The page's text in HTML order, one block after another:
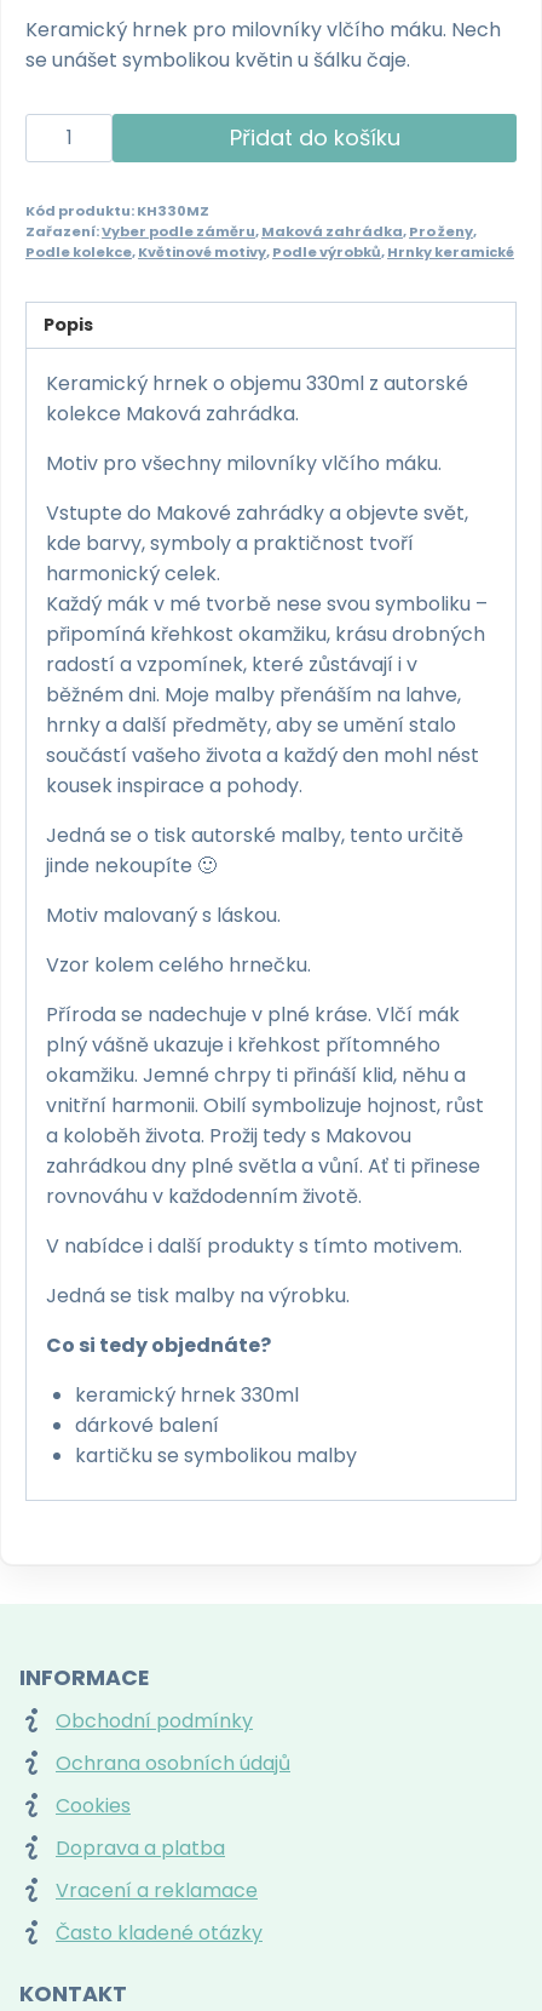
Keramický hrnek pro milovníky vlčího máku. Nech
se unášet symbolikou květin u šálku čaje.
Keramický
hrnek
-
maková
množství
Přidat do košíku
Kód produktu:KH330MZ
Zařazení:Vyber podle záměru,Maková zahrádka,Pro ženy,
Podle kolekce,Květinové motivy,Podle výrobků,Hrnky keramické
Popis
Keramický hrnek o objemu 330ml z autorské
kolekce Maková zahrádka.
Motiv pro všechny milovníky vlčího máku.
Vstupte do Makové zahrádky a objevte svět,
kde barvy, symboly a praktičnost tvoří
harmonický celek.
Každý mák v mé tvorbě nese svou symboliku –
připomíná křehkost okamžiku, krásu drobných
radostí a vzpomínek, které zůstávají i v
běžném dni. Moje malby přenáším na lahve,
hrnky a další předměty, aby se umění stalo
součástí vašeho života a každý den mohl nést
kousek inspirace a pohody.
Jedná se o tisk autorské malby, tento určitě
jinde nekoupíte 🙂
Motiv malovaný s láskou.
Vzor kolem celého hrnečku.
Příroda se nadechuje v plné kráse. Vlčí mák
plný vášně ukazuje i křehkost přítomného
okamžiku. Jemné chrpy ti přináší klid, něhu a
vnitřní harmonii. Obilí symbolizuje hojnost, růst
a koloběh života. Prožij tedy s Makovou
zahrádkou dny plné světla a vůní. Ať ti přinese
rovnováhu v každodenním životě.
V nabídce i další produkty s tímto motivem.
Jedná se tisk malby na výrobku.
Co si tedy objednáte?
keramický hrnek 330ml
dárkové balení
kartičku se symbolikou malby
INFORMACE
Obchodní podmínky
Ochrana osobních údajů
Cookies
Doprava a platba
Vracení a reklamace
Často kladené otázky
KONTAKT